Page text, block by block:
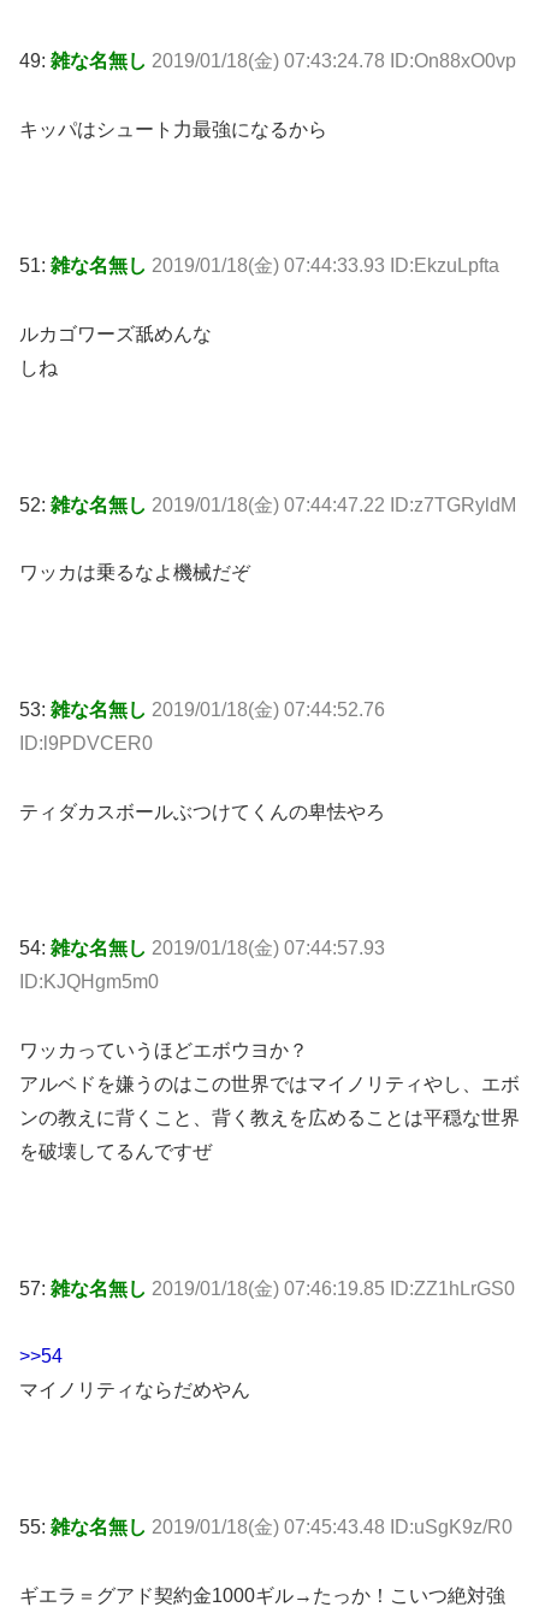
49: 雑な名無し 2019/01/18(金) 07:43:24.78 ID:On88xO0vp
キッパはシュート力最強になるから
51: 雑な名無し 2019/01/18(金) 07:44:33.93 ID:EkzuLpfta
ルカゴワーズ舐めんな
しね
52: 雑な名無し 2019/01/18(金) 07:44:47.22 ID:z7TGRyldM
ワッカは乗るなよ機械だぞ
53: 雑な名無し 2019/01/18(金) 07:44:52.76
ID:l9PDVCER0
ティダカスボールぶつけてくんの卑怯やろ
54: 雑な名無し 2019/01/18(金) 07:44:57.93
ID:KJQHgm5m0
ワッカっていうほどエボウヨか？
アルベドを嫌うのはこの世界ではマイノリティやし、エボ
ンの教えに背くこと、背く教えを広めることは平穏な世界
を破壊してるんですぜ
57: 雑な名無し 2019/01/18(金) 07:46:19.85 ID:ZZ1hLrGS0
>>54
マイノリティならだめやん
55: 雑な名無し 2019/01/18(金) 07:45:43.48 ID:uSgK9z/R0
ギエラ＝グアド契約金1000ギル→たっか！こいつ絶対強